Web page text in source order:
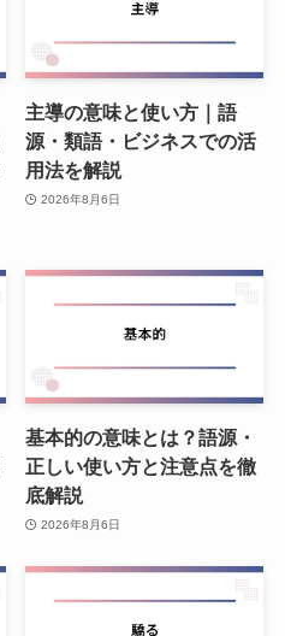
主導の意味と使い方｜語
源・類語・ビジネスでの活
用法を解説
2026年8月6日
基本的の意味とは？語源・
正しい使い方と注意点を徹
底解説
2026年8月6日